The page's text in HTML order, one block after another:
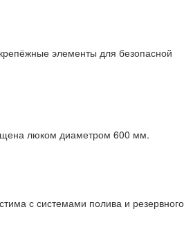
элементы для безопасной
люком диаметром 600 мм.
с системами полива и резервного